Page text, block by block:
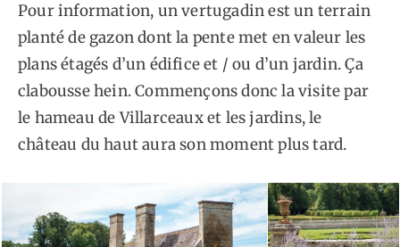
Pour information, un vertugadin est un terrain
planté de gazon dont la pente met en valeur les
plans étagés d’un édifice et / ou d’un jardin. Ça
clabousse hein. Commençons donc la visite par
le hameau de Villarceaux et les jardins, le
château du haut aura son moment plus tard.